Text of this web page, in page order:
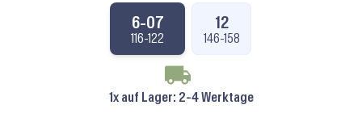
6-07
116-122
12
146-158
1x auf Lager: 2-4 Werktage